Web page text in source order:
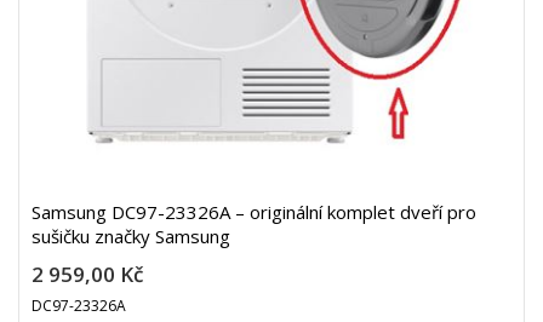
Samsung DC97-23326A – originální komplet dveří pro
sušičku značky Samsung
2 959,00 Kč
DC97-23326A